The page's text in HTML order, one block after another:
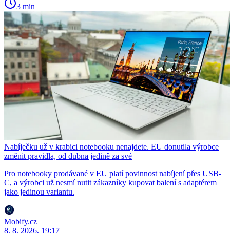
3 min
Nabíječku už v krabici notebooku nenajdete. EU donutila výrobce
změnit pravidla, od dubna jedině za své
Pro notebooky prodávané v EU platí povinnost nabíjení přes USB-
C, a výrobci už nesmí nutit zákazníky kupovat balení s adaptérem
jako jedinou variantu.
Mobify.cz
8. 8. 2026, 19:17